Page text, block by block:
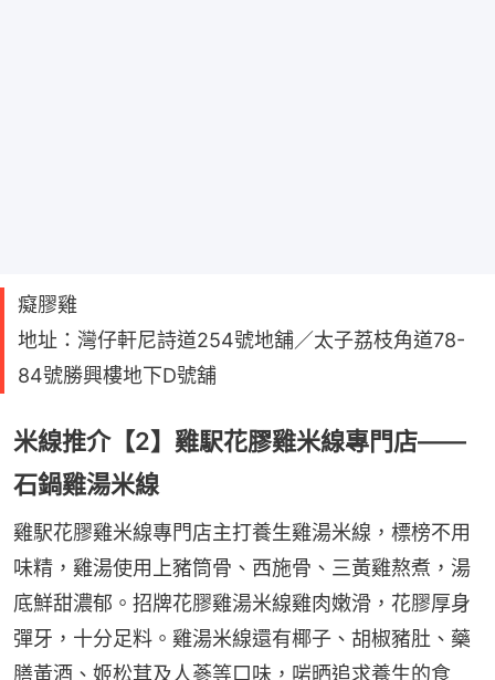
癡膠雞
地址：灣仔軒尼詩道254號地舖／太子荔枝角道78-
84號勝興樓地下D號舖
米線推介【2】雞駅花膠雞米線專門店——
石鍋雞湯米線
雞駅花膠雞米線專門店主打養生雞湯米線，標榜不用
味精，雞湯使用上豬筒骨、西施骨、三黃雞熬煮，湯
底鮮甜濃郁。招牌花膠雞湯米線雞肉嫩滑，花膠厚身
彈牙，十分足料。雞湯米線還有椰子、胡椒豬肚、藥
膳黃酒、姬松茸及人蔘等口味，啱晒追求養生的食